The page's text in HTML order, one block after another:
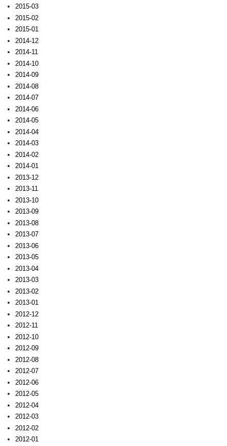
2015-03
2015-02
2015-01
2014-12
2014-11
2014-10
2014-09
2014-08
2014-07
2014-06
2014-05
2014-04
2014-03
2014-02
2014-01
2013-12
2013-11
2013-10
2013-09
2013-08
2013-07
2013-06
2013-05
2013-04
2013-03
2013-02
2013-01
2012-12
2012-11
2012-10
2012-09
2012-08
2012-07
2012-06
2012-05
2012-04
2012-03
2012-02
2012-01